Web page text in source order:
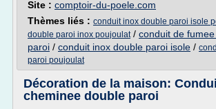
Site : comptoir-du-poele.com
Thèmes liés : conduit inox double paroi isole
double paroi inox poujoulat/ conduit de
paroi / conduit inox double paroi isole /
paroi poujoulat
Décoration de la maison:
cheminee double paroi